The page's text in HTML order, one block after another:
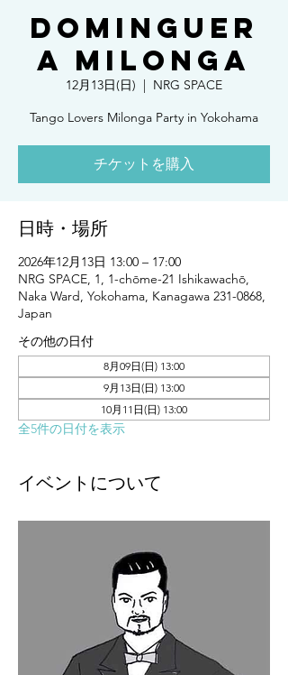
DOMINGUER
A MILONGA
12月13日(日)
  |
NRG SPACE
Tango Lovers Milonga Party in Yokohama
チケットを購入
日時・場所
2026年12月13日 13:00 – 17:00
NRG SPACE, 1, 1-chōme-21 Ishikawachō,
Naka Ward, Yokohama, Kanagawa 231-0868,
Japan
その他の日付
8月09日(日) 13:00
9月13日(日) 13:00
10月11日(日) 13:00
全5件の日付を表示
イベントについて